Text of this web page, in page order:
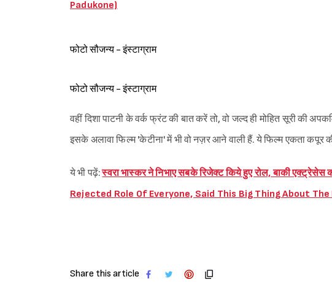
Padukone)
फोटो सौजन्य - इंस्टाग्राम
फोटो सौजन्य - इंस्टाग्राम
वहीं दिशा पाटनी के वर्क फ्रंट की बात करें तो, वो जल्द ही मोहित सूरी की
इसके अलावा फिल्म 'केटीना' में भी वो नज़र आने वाली हैं. ये फिल्म एकता कपूर
ये भी पढ़ें:स्वरा भास्कर ने निभाए सबके रिजेक्ट किये हुए रोल, बाकी
Rejected Role Of Everyone, Said This Big Thing About
Share this article